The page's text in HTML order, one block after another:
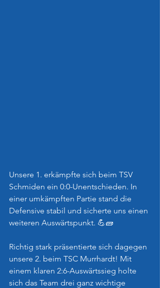
Unsere 1. erkämpfte sich beim TSV
Schmiden ein 0:0-Unentschieden. In
einer umkämpften Partie stand die
Defensive stabil und sicherte uns einen
weiteren Auswärtspunkt. 💪🧱
Richtig stark präsentierte sich dagegen
unsere 2. beim TSC Murrhardt! Mit
einem klaren 2:6-Auswärtssieg holte
sich das Team drei ganz wichtige